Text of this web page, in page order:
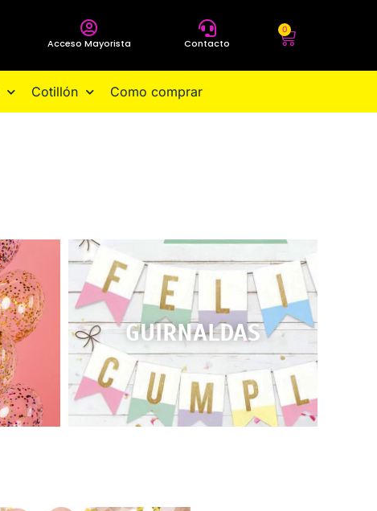
Acceso Mayorista Contacto
0
Cotillón Como comprar
GUIRNALDAS